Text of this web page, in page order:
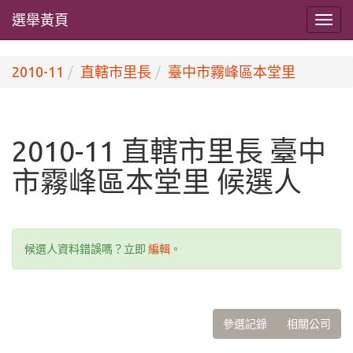
選舉黃頁
2010-11 直轄市里長 臺中市霧峰區本堂里
2010-11 直轄市里長 臺中
市霧峰區本堂里 候選人
候選人資料錯誤嗎？立即 編輯 。
參選記錄 相關公司